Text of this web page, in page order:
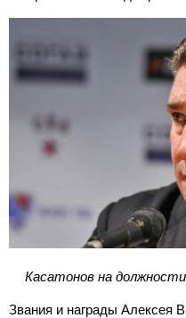
Касатонов на
Звания и награды Алексея